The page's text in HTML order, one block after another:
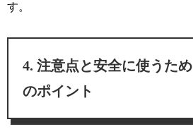
す。
注意点と安全に使うため
のポイント